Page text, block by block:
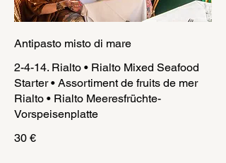
Antipasto misto di mare
2-4-14. Rialto • Rialto Mixed Seafood
Starter • Assortiment de fruits de mer
Rialto • Rialto Meeresfrüchte-
Vorspeisenplatte
30 €